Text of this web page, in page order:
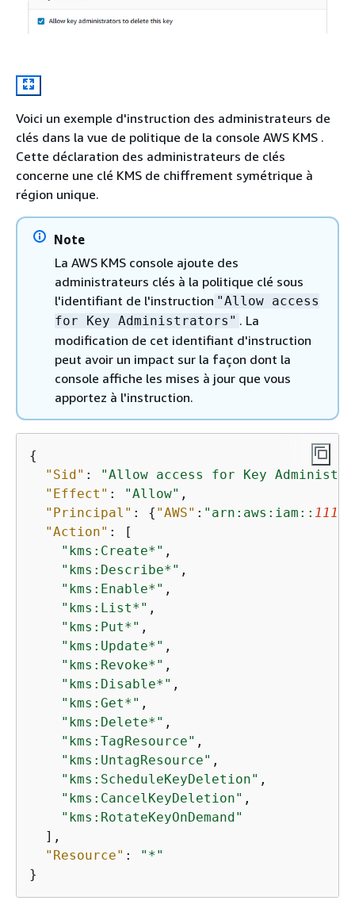
Voici un exemple d'instruction des administrateurs de
clés dans la vue de politique de la console AWS KMS .
Cette déclaration des administrateurs de clés
concerne une clé KMS de chiffrement symétrique à
région unique.
Note
La AWS KMS console ajoute des
administrateurs clés à la politique clé sous
l'identifiant de l'instruction "Allow access
for Key Administrators" . La
modification de cet identifiant d'instruction
peut avoir un impact sur la façon dont la
console affiche les mises à jour que vous
apportez à l'instruction.
{
"Sid" :
"Allow access for Key
"Effect" : "Allow" ,
"Principal" : { "AWS" : "arn:aws:iam::
"Action" : [
"kms:Create*" ,
"kms:Describe*" ,
"kms:Enable*" ,
"kms:List*" ,
"kms:Put*" ,
"kms:Update*" ,
"kms:Revoke*" ,
"kms:Disable*" ,
"kms:Get*" ,
"kms:Delete*" ,
"kms:TagResource" ,
"kms:UntagResource" ,
"kms:ScheduleKeyDeletion" ,
"kms:CancelKeyDeletion" ,
"kms:RotateKeyOnDemand"
  ],
"Resource" :
"*"
}